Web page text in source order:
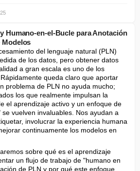
Humano-en-el-Bucle para Anotación
Modelos
del lenguaje natural (PLN)
de los datos, pero obtener datos
a gran escala es uno de los
queda claro que aportar
problema de PLN no ayuda mucho;
los que realmente impulsan la
el aprendizaje activo y un enfoque de
vuelven invaluables. Nos ayudan a
involucrar la experiencia humana
continuamente los modelos en
sobre qué es el aprendizaje
un flujo de trabajo de "humano en
de PLN y por qué este enfoque